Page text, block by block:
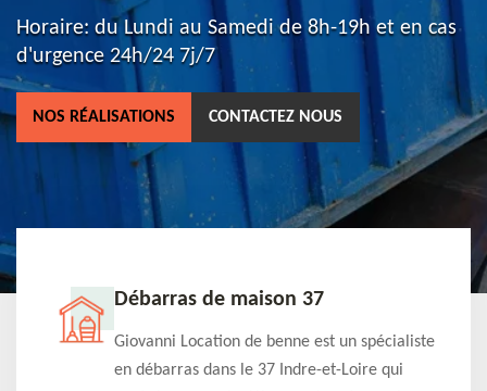
Horaire: du Lundi au Samedi de 8h-19h et en cas
d'urgence 24h/24 7j/7
NOS RÉALISATIONS CONTACTEZ NOUS
Débarras de maison 37
Giovanni Location de benne est un spécialiste
en débarras dans le 37 Indre-et-Loire qui